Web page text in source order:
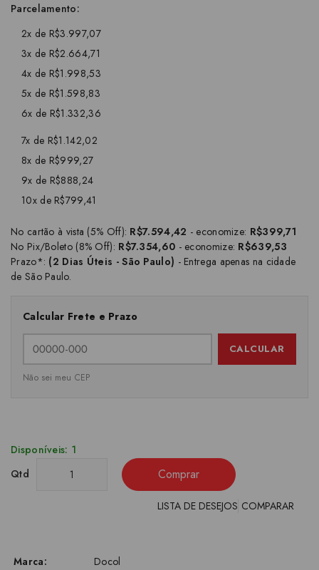
Parcelamento:
2x de R$3.997,07
3x de R$2.664,71
4x de R$1.998,53
5x de R$1.598,83
6x de R$1.332,36
7x de R$1.142,02
8x de R$999,27
9x de R$888,24
10x de R$799,41
No cartão à vista (5% Off): R$7.594,42 - economize: R$399,71
No Pix/Boleto (8% Off): R$7.354,60 - economize: R$639,53
Prazo*: (2 Dias Úteis - São Paulo) - Entrega apenas na cidade
de São Paulo.
Calcular Frete e Prazo
CALCULAR
Não sei meu CEP
Disponíveis: 1
Qtd
Comprar
LISTA DE DESEJOS COMPARAR
Marca:
Docol